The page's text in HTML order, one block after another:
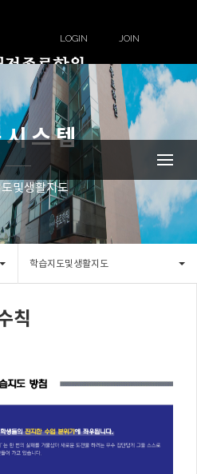
LOGIN JOIN
시스템
및생활지도
학습지도및생활지도
칙